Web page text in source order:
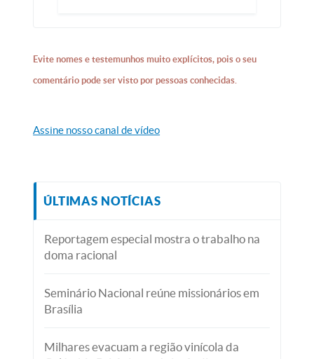
Evite nomes e testemunhos muito explícitos, pois o seu
comentário pode ser visto por pessoas conhecidas.
Assine nosso canal de vídeo
ÚLTIMAS NOTÍCIAS
Reportagem especial mostra o trabalho na
doma racional
Seminário Nacional reúne missionários em
Brasília
Milhares evacuam a região vinícola da